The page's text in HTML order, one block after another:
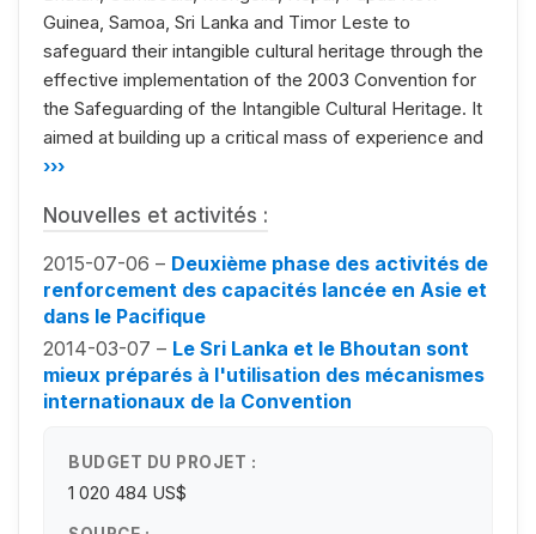
Guinea, Samoa, Sri Lanka and Timor Leste to
safeguard their intangible cultural heritage through the
effective implementation of the 2003 Convention for
the Safeguarding of the Intangible Cultural Heritage. It
aimed at building up a critical mass of experience and
›››
Nouvelles et activités :
2015-07-06 – Deuxième phase des activités de
renforcement des capacités lancée en Asie et
dans le Pacifique
2014-03-07 – Le Sri Lanka et le Bhoutan sont
mieux préparés à l'utilisation des mécanismes
internationaux de la Convention
BUDGET DU PROJET :
1 020 484 US$